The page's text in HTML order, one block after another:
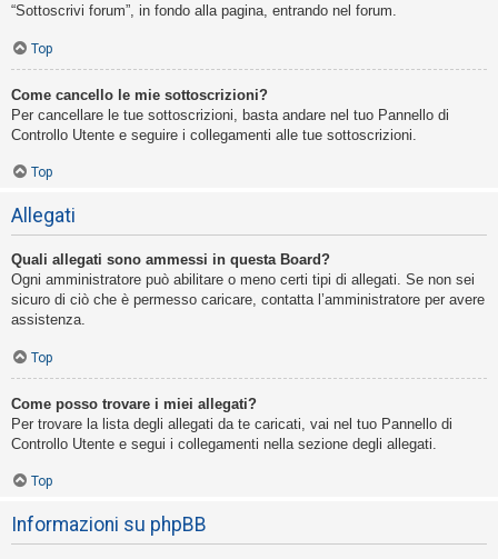
“Sottoscrivi forum”, in fondo alla pagina, entrando nel forum.
Top
Come cancello le mie sottoscrizioni?
Per cancellare le tue sottoscrizioni, basta andare nel tuo Pannello di
Controllo Utente e seguire i collegamenti alle tue sottoscrizioni.
Top
Allegati
Quali allegati sono ammessi in questa Board?
Ogni amministratore può abilitare o meno certi tipi di allegati. Se non sei
sicuro di ciò che è permesso caricare, contatta l’amministratore per avere
assistenza.
Top
Come posso trovare i miei allegati?
Per trovare la lista degli allegati da te caricati, vai nel tuo Pannello di
Controllo Utente e segui i collegamenti nella sezione degli allegati.
Top
Informazioni su phpBB